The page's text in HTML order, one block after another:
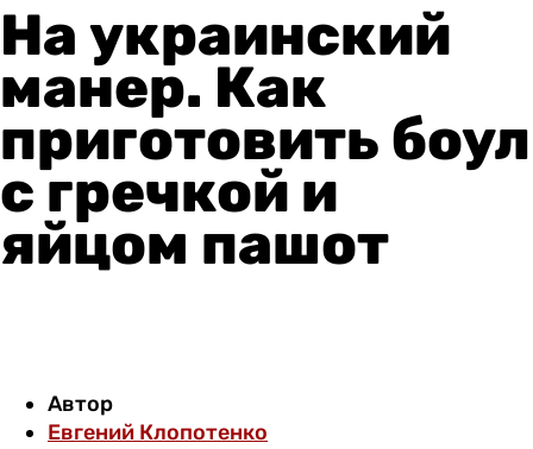
На украинский
манер. Как
приготовить боул
с гречкой и
яйцом пашот
Автор
Евгений Клопотенко